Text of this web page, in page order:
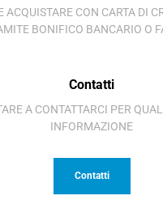
ACQUISTARE CON CARTA DI
BONIFICO BANCARIO O
Contatti
A CONTATTARCI PER
INFORMAZIONE
Contatti